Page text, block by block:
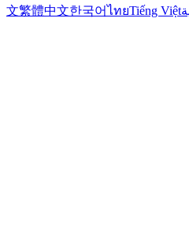
文繁體中文한국어ไทยTiếng Việt